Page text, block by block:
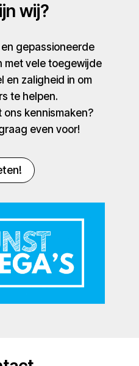
wij?
gepassioneerde
met vele toegewijde
en zaligheid in om
te helpen.
ons kennismaken?
even voor!